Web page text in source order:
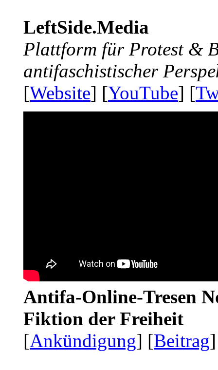
LeftSide.Media
Plattform für Protest &
antifaschistischer
[Website] [YouTube] [
Antifa-Online-Tresen
Fiktion der Freiheit
[Ankündigung] [Beitrag